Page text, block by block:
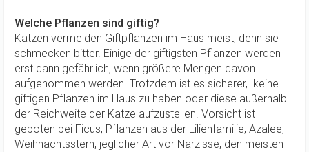
Welche Pflanzen sind giftig?
Katzen vermeiden Giftpflanzen im Haus meist, denn sie
schmecken bitter. Einige der giftigsten Pflanzen werden
erst dann gefährlich, wenn größere Mengen davon
aufgenommen werden. Trotzdem ist es sicherer, keine
giftigen Pflanzen im Haus zu haben oder diese außerhalb
der Reichweite der Katze aufzustellen. Vorsicht ist
geboten bei Ficus, Pflanzen aus der Lilienfamilie, Azalee,
Weihnachtsstern, jeglicher Art vor Narzisse, den meisten